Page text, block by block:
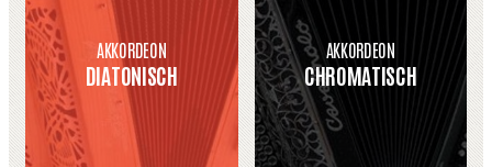
AKKORDEON
DIATONISCH
AKKORDEON
CHROMATISCH